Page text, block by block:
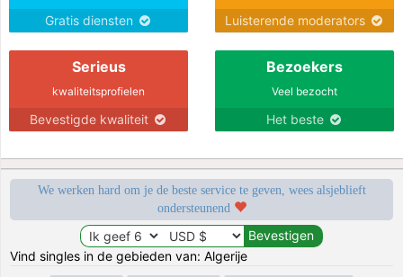
Gratis diensten Luisterende moderators
Serieus
kwaliteitsprofielen
Bevestigde kwaliteit
Bezoekers
Veel bezocht
Het beste
We werken hard om je de beste service te geven, wees alsjeblieft
ondersteunend
Vind singles in de gebieden van: Algerije